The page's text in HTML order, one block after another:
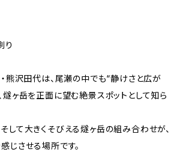
り
・熊沢田代は、尾瀬の中でも“静けさと広が
燧ヶ岳を正面に望む絶景スポットとして知ら
して大きくそびえる燧ヶ岳の組み合わせが、
じさせる場所です。